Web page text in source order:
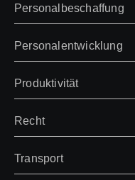
Personalbeschaffung
Personalentwicklung
Produktivität
Recht
Transport